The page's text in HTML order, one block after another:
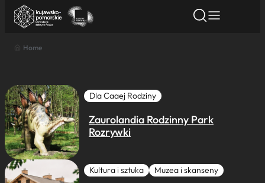
Nazwa atrakcji
Miasto
Kategoria
Home
Dla Caaej Rodziny
Zaurolandia Rodzinny Park
Rozrywki
Kultura i sztuka Muzea i skanseny